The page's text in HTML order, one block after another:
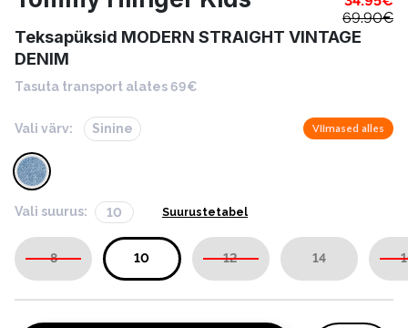
69.90€
Teksapüksid MODERN STRAIGHT VINTAGE
DENIM
Tasuta transport alates 69€
Vali värv: Sinine Viimased alles
Vali suurus: 10 Suurustetabel
8 10 12 14